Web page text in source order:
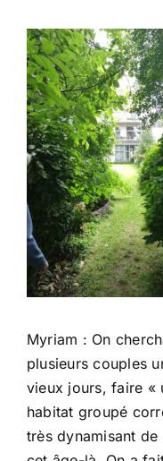
Myriam : On
plusieurs couples
vieux jours, faire «
habitat groupé
très dynamisant